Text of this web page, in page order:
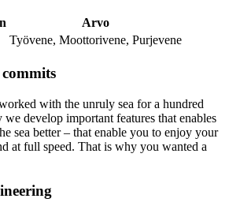
Arvo
Työvene, Moottorivene, Purjevene
with the unruly sea for a hundred
we develop important features that enables
sea better – that enable you to enjoy your
at full speed. That is why you wanted a